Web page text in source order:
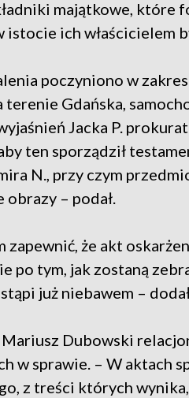
majątkowe, które
ich właścicielem
poczyniono w
terenie Gdańska,
Jacka P.
ten sporządził
N., przy czym
obrazy – podał.
zapewnić, że akt
po tym, jak zostaną
już niebawem –
Dubowski
w sprawie. – W aktach
z treści których